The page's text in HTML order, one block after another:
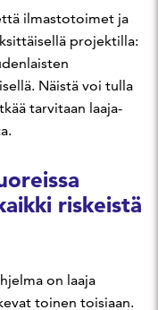
ilmastotoimet ja
projektilla:
Näistä voi tulla
tarvitaan laaja-
riskeistä
on laaja
toinen toisiaan.